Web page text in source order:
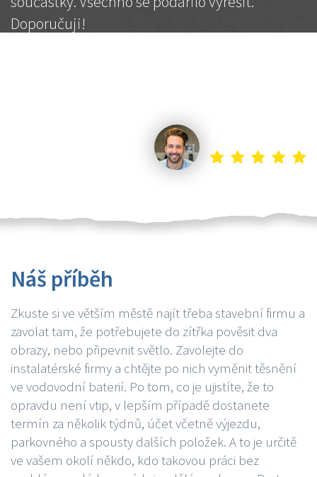
Doporučuji!
Náš příběh
Zkuste si ve větším městě najít třeba stavební firmu a
zavolat tam, že potřebujete do zítřka pověsit dva
obrazy, nebo připevnit světlo. Zavolejte do
instalatérské firmy a chtějte po nich vyměnit těsnění
ve vodovodní baterií. Po tom, co je ujistíte, že to
opravdu není vtip, v lepším případě dostanete
termín za několik týdnů, účet včetně výjezdu,
parkovného a spousty dalších položek. A to je určitě
ve vašem okolí někdo, kdo takovou práci bez